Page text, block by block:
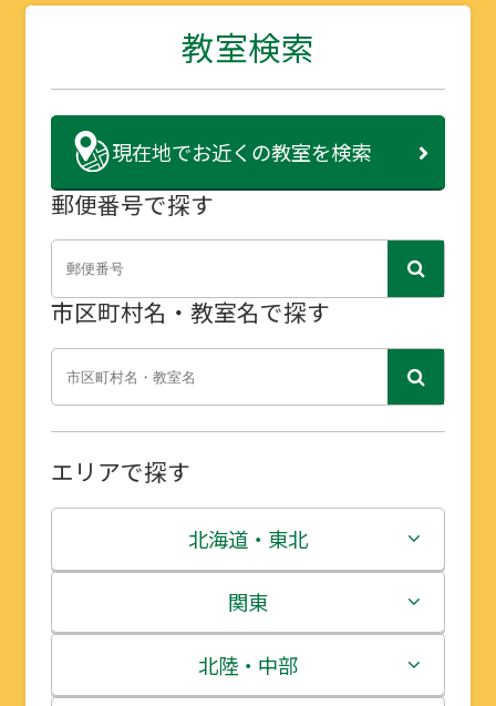
教室検索
現在地でお近くの教室を検索
郵便番号で探す
市区町村名・教室名で探す
エリアで探す
北海道・東北
北海道
青森県
関東
茨城県
北陸・中部